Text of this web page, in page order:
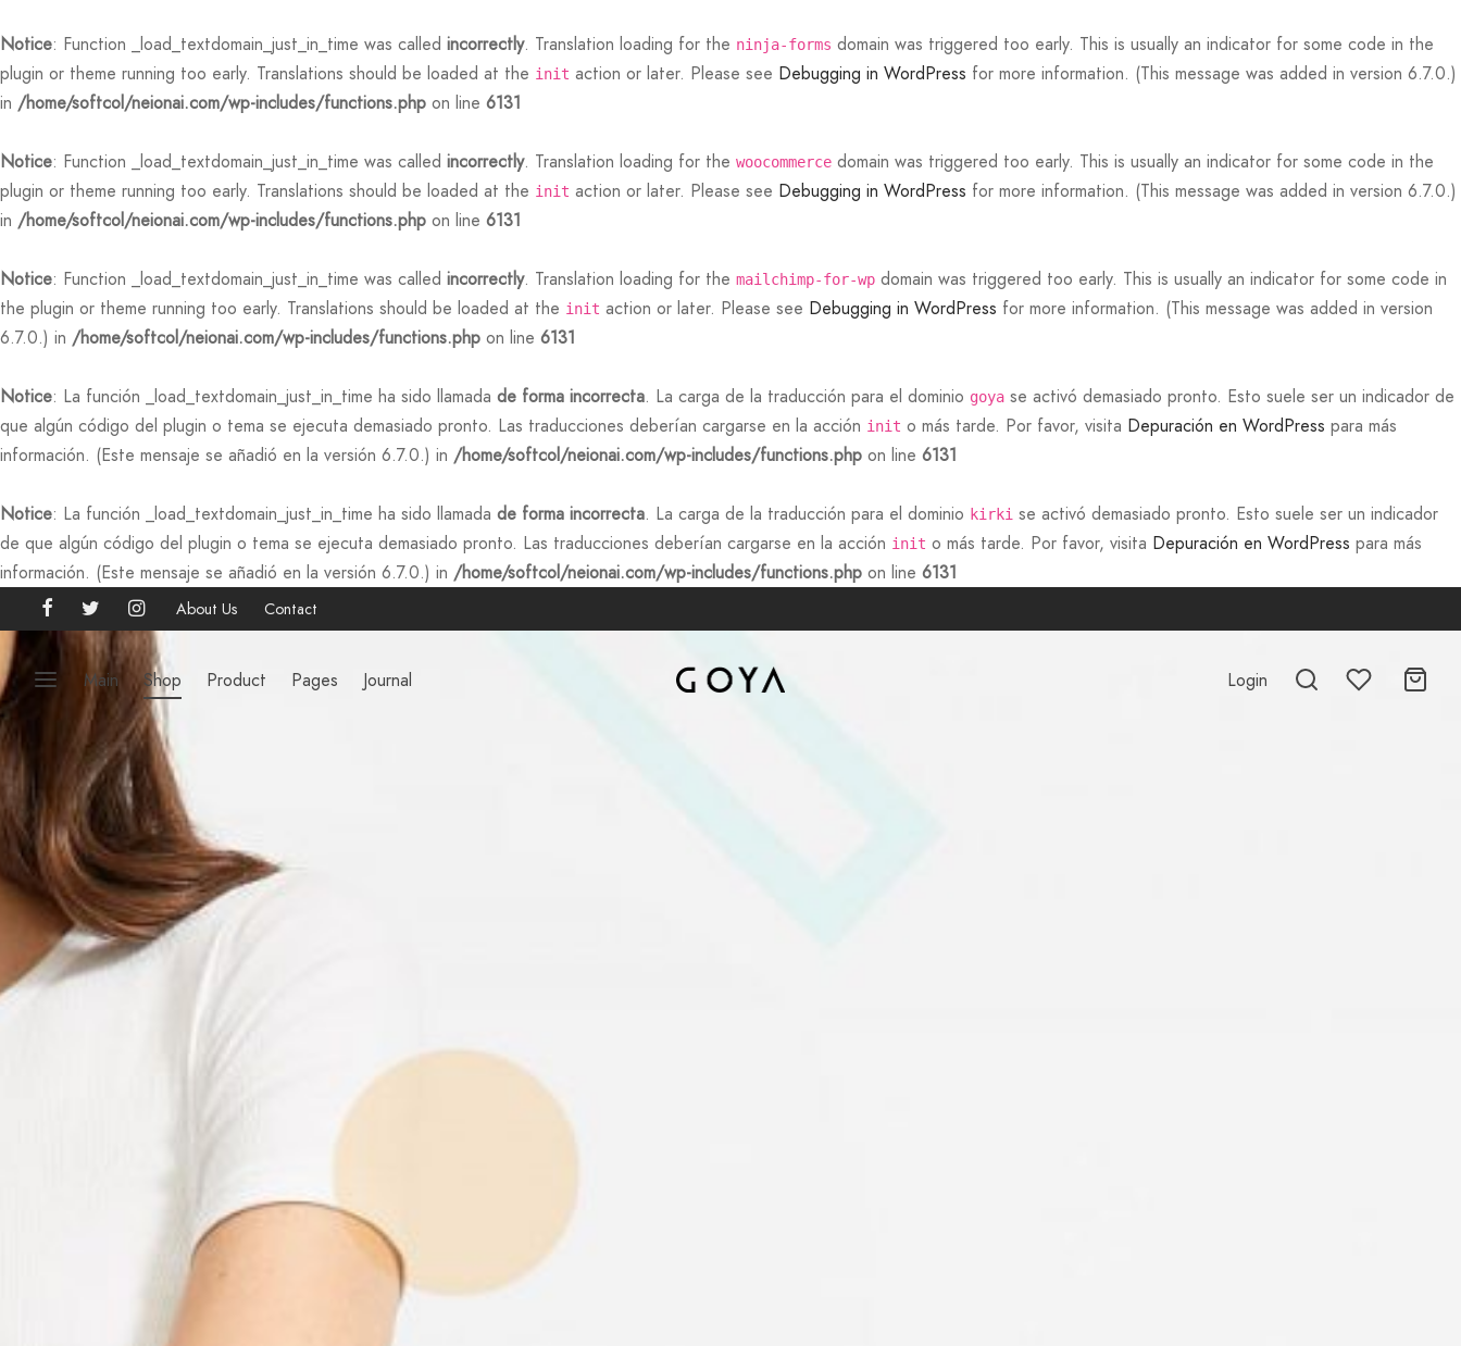
Notice: Function _load_textdomain_just_in_time was called incorrectly. Translation loading for the ninja-forms domain was triggered too early. This is usually an indicator for some code in the
plugin or theme running too early. Translations should be loaded at the init action or later. Please see Debugging in WordPress for more information. (This message was added in version 6.7.0.)
in /home/softcol/neionai.com/wp-includes/functions.php on line 6131
Notice: Function _load_textdomain_just_in_time was called incorrectly. Translation loading for the woocommerce domain was triggered too early. This is usually an indicator for some code in the
plugin or theme running too early. Translations should be loaded at the init action or later. Please see Debugging in WordPress for more information. (This message was added in version 6.7.0.)
in /home/softcol/neionai.com/wp-includes/functions.php on line 6131
Notice: Function _load_textdomain_just_in_time was called incorrectly. Translation loading for the mailchimp-for-wp domain was triggered too early. This is usually an indicator for some code in
the plugin or theme running too early. Translations should be loaded at the init action or later. Please see Debugging in WordPress for more information. (This message was added in version
6.7.0.) in /home/softcol/neionai.com/wp-includes/functions.php on line 6131
Notice: La función _load_textdomain_just_in_time ha sido llamada de forma incorrecta. La carga de la traducción para el dominio goya se activó demasiado pronto. Esto suele ser un indicador de
que algún código del plugin o tema se ejecuta demasiado pronto. Las traducciones deberían cargarse en la acción init o más tarde. Por favor, visita Depuración en WordPress para más
información. (Este mensaje se añadió en la versión 6.7.0.) in /home/softcol/neionai.com/wp-includes/functions.php on line 6131
Notice: La función _load_textdomain_just_in_time ha sido llamada de forma incorrecta. La carga de la traducción para el dominio kirki se activó demasiado pronto. Esto suele ser un indicador
de que algún código del plugin o tema se ejecuta demasiado pronto. Las traducciones deberían cargarse en la acción init o más tarde. Por favor, visita Depuración en WordPress para más
información. (Este mensaje se añadió en la versión 6.7.0.) in /home/softcol/neionai.com/wp-includes/functions.php on line 6131
About Us Contact
Main Shop Product Pages Journal Login